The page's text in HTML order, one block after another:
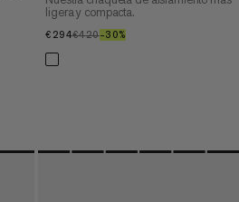
ligera y compacta.
€294€294
€420€420
–30%